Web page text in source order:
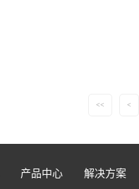
<< <
产品中心 解决方案